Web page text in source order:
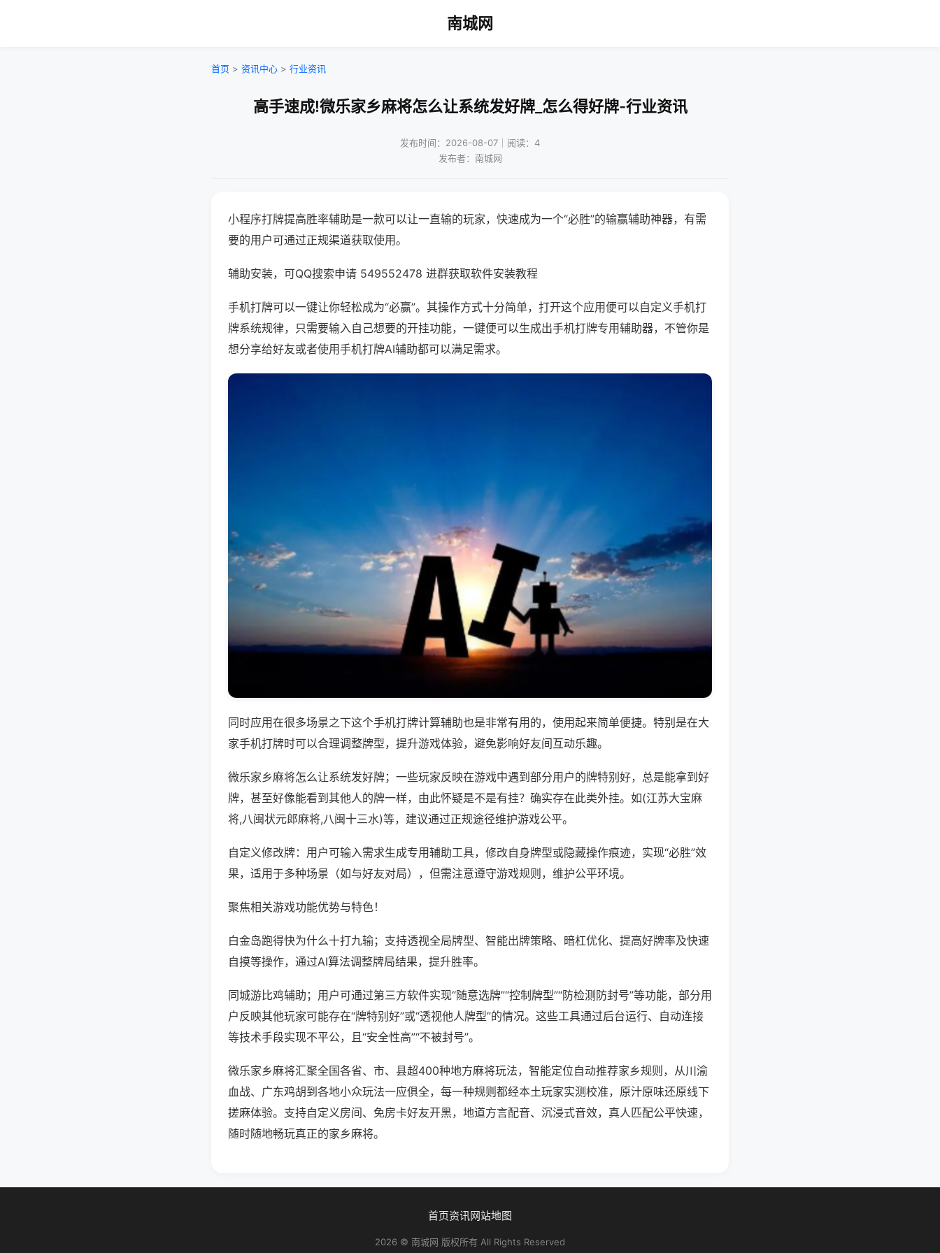
南城网
首页 > 资讯中心 > 行业资讯
高手速成!微乐家乡麻将怎么让系统发好牌_怎么得好牌-行业资讯
发布时间：2026-08-07｜阅读：4
发布者：南城网
小程序打牌提高胜率辅助是一款可以让一直输的玩家，快速成为一个“必胜”的输赢辅助神器，有需
要的用户可通过正规渠道获取使用。
辅助安装，可QQ搜索申请 549552478 进群获取软件安装教程
手机打牌可以一键让你轻松成为“必赢”。其操作方式十分简单，打开这个应用便可以自定义手机打
牌系统规律，只需要输入自己想要的开挂功能，一键便可以生成出手机打牌专用辅助器，不管你是
想分享给好友或者使用手机打牌AI辅助都可以满足需求。
同时应用在很多场景之下这个手机打牌计算辅助也是非常有用的，使用起来简单便捷。特别是在大
家手机打牌时可以合理调整牌型，提升游戏体验，避免影响好友间互动乐趣。
微乐家乡麻将怎么让系统发好牌；一些玩家反映在游戏中遇到部分用户的牌特别好，总是能拿到好
牌，甚至好像能看到其他人的牌一样，由此怀疑是不是有挂？确实存在此类外挂。如(江苏大宝麻
将,八闽状元郎麻将,八闽十三水)等，建议通过正规途径维护游戏公平。
自定义修改牌：用户可输入需求生成专用辅助工具，修改自身牌型或隐藏操作痕迹，实现“必胜”效
果，适用于多种场景（如与好友对局），但需注意遵守游戏规则，维护公平环境。
聚焦相关游戏功能优势与特色！
白金岛跑得快为什么十打九输；支持透视全局牌型、智能出牌策略、暗杠优化、提高好牌率及快速
自摸等操作，通过AI算法调整牌局结果，提升胜率。
同城游比鸡辅助；用户可通过第三方软件实现“随意选牌”“控制牌型”“防检测防封号”等功能，部分用
户反映其他玩家可能存在“牌特别好”或“透视他人牌型”的情况。这些工具通过后台运行、自动连接
等技术手段实现不平公，且“安全性高”“不被封号”。
微乐家乡麻将汇聚全国各省、市、县超400种地方麻将玩法，智能定位自动推荐家乡规则，从川渝
血战、广东鸡胡到各地小众玩法一应俱全，每一种规则都经本土玩家实测校准，原汁原味还原线下
搓麻体验。支持自定义房间、免房卡好友开黑，地道方言配音、沉浸式音效，真人匹配公平快速，
随时随地畅玩真正的家乡麻将。
首页资讯网站地图
2026 © 南城网 版权所有 All Rights Reserved